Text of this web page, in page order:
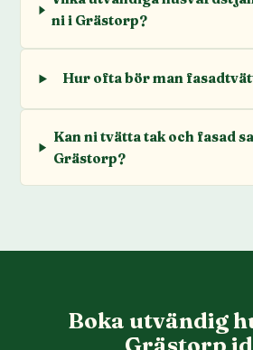
ni i Grästorp?
Hur ofta bör man
Kan ni tvätta tak och fasad
Grästorp?
Boka utvändig